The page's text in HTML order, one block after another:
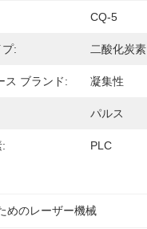
CQ-5
: 二酸化炭素
ス ブランド: 凝集性
パルス
PLC
めのレーザー機械